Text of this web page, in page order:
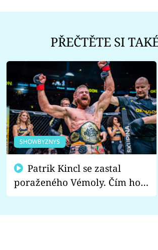
PŘEČTĚTE SI
SHOWBYZNYS
poraženého Vémoly. Čím ho
fanoušci naštvali?